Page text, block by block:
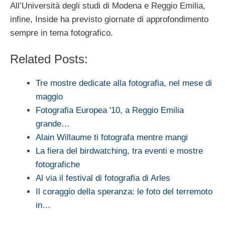
All’Università degli studi di Modena e Reggio Emilia,
infine, Inside ha previsto giornate di approfondimento
sempre in tema fotografico.
Related Posts:
Tre mostre dedicate alla fotografia, nel mese di
maggio
Fotografia Europea '10, a Reggio Emilia
grande…
Alain Willaume ti fotografa mentre mangi
La fiera del birdwatching, tra eventi e mostre
fotografiche
Al via il festival di fotografia di Arles
Il coraggio della speranza: le foto del terremoto
in…